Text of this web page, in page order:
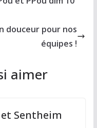
douceur pour nos
équipes !
aimer
Sentheim